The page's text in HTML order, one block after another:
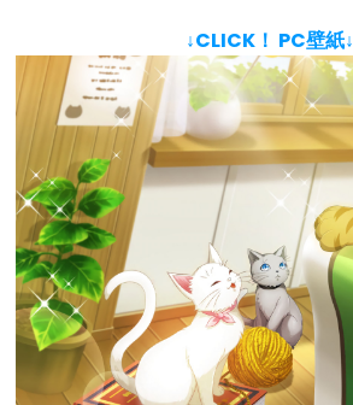
↓CLICK！ PC壁紙↓